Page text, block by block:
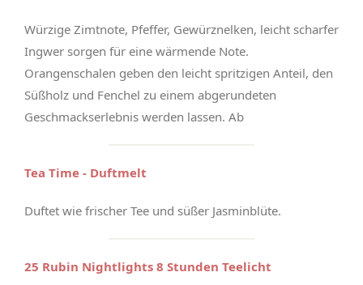
Würzige Zimtnote, Pfeffer, Gewürznelken, leicht scharfer
Ingwer sorgen für eine wärmende Note.
Orangenschalen geben den leicht spritzigen Anteil, den
Süßholz und Fenchel zu einem abgerundeten
Geschmackserlebnis werden lassen. Ab
Tea Time - Duftmelt
Duftet wie frischer Tee und süßer Jasminblüte.
25 Rubin Nightlights 8 Stunden Teelicht